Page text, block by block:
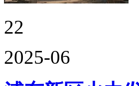
22
2025-06